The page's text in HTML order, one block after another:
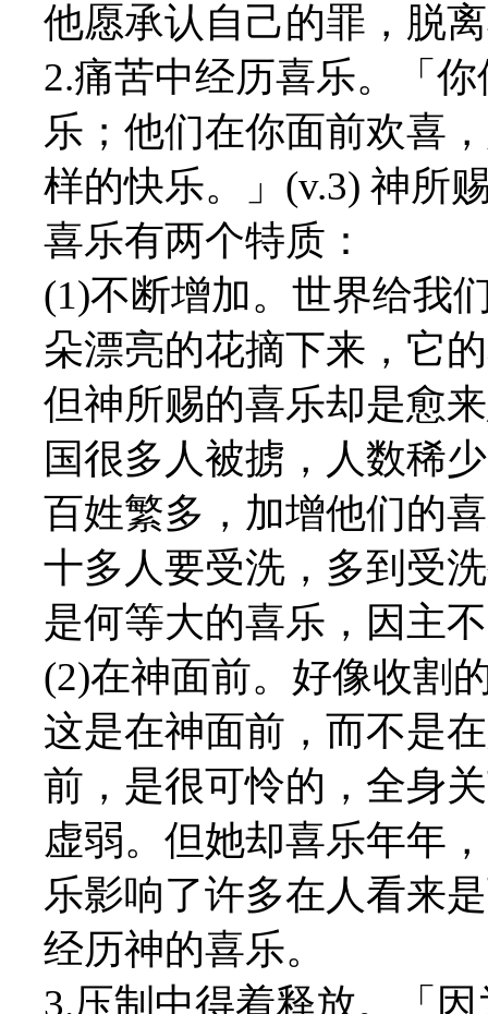
他愿承认自己的罪，脱
2.痛苦中经历喜乐。「
乐；他们在你面前欢喜
样的快乐。」(v.3) 神所
喜乐有两个特质：
(1)不断增加。世界给我
朵漂亮的花摘下来，它
但神所赐的喜乐却是愈
国很多人被掳，人数稀
百姓繁多，加增他们的
十多人要受洗，多到受
是何等大的喜乐，因主
(2)在神面前。好像收割
这是在神面前，而不是
前，是很可怜的，全身
虚弱。但她却喜乐年年
乐影响了许多在人看来
经历神的喜乐。
3.压制中得着释放。「